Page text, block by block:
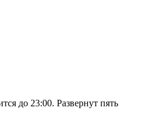
до 23:00. Развернут пять